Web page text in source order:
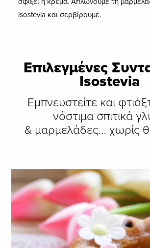
isostevia και σερβίρουμε.
Επιλεγμένες
Isostevia
Εμπνευστείτε και
νόστιμα σπιτικά
& μαρμελάδες… χωρίς